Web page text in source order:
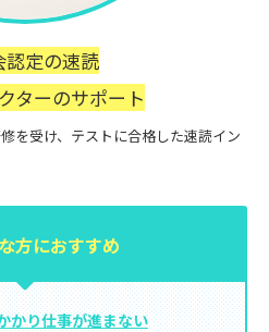
認定の速読
ターのサポート
を受け、テストに合格した速読イン
方におすすめ
かり仕事が進まない